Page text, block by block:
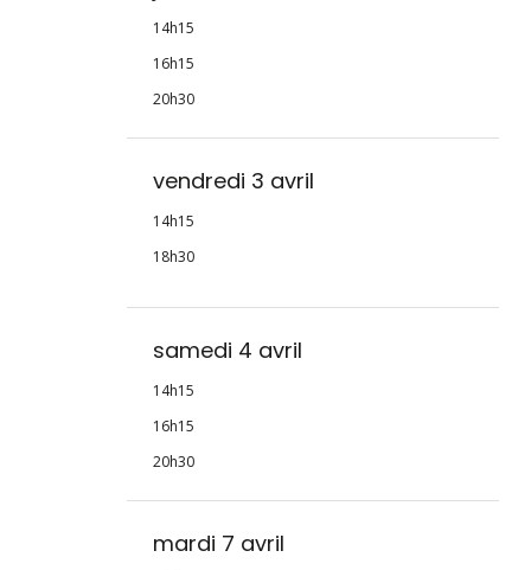
14h15
16h15
20h30
vendredi 3 avril
14h15
18h30
samedi 4 avril
14h15
16h15
20h30
mardi 7 avril